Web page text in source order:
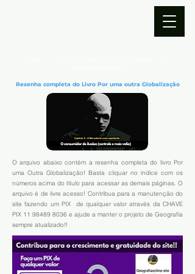
Resenha completa do Livro Por uma outra Globalização
O arquivo abaixo contém a resenha completa do livro Por
uma Outra Globalização! Basta cliquar no índice com os
números acima do título para acessar as demais páginas. O
arquivo é de livre acesso! Contribua para a manutenção do
site fazendo um PIX de qualquer valor através da CHAVE
PIX 11 98489 8036 e ajude a manter o projeto de Geografia
sempre atualizado!!